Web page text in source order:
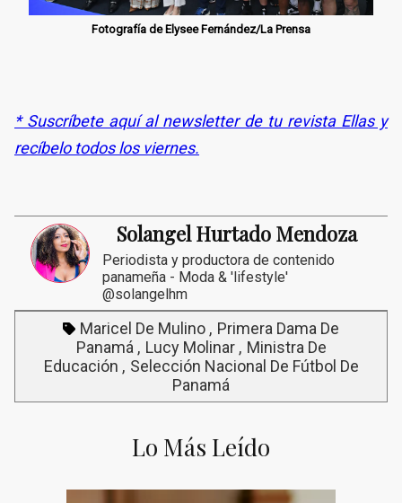
Fotografía de Elysee Fernández/La Prensa
* Suscríbete aquí al newsletter de tu revista Ellas y
recíbelo todos los viernes.
Solangel Hurtado Mendoza
Periodista y productora de contenido
panameña - Moda & 'lifestyle'
@solangelhm
Maricel De Mulino
Primera Dama De
Panamá
Lucy Molinar
Ministra De
Educación
Selección Nacional De Fútbol De
Panamá
Lo Más Leído